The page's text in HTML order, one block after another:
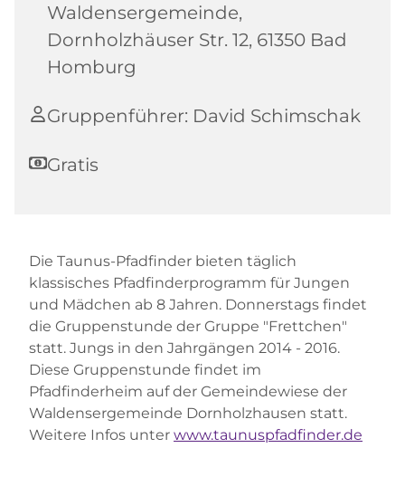
Waldensergemeinde,
Dornholzhäuser Str. 12, 61350 Bad
Homburg
Gruppenführer: David Schimschak
Gratis
Die Taunus-Pfadfinder bieten täglich
klassisches Pfadfinderprogramm für Jungen
und Mädchen ab 8 Jahren. Donnerstags findet
die Gruppenstunde der Gruppe "Frettchen"
statt. Jungs in den Jahrgängen 2014 - 2016.
Diese Gruppenstunde findet im
Pfadfinderheim auf der Gemeindewiese der
Waldensergemeinde Dornholzhausen statt.
Weitere Infos unter www.taunuspfadfinder.de